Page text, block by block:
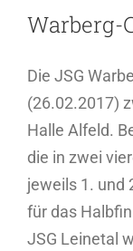
Warberg-
Die JSG
(26.02.2017)
Halle Alfeld.
die in zwei
jeweils 1. und
für das
JSG Leinetal